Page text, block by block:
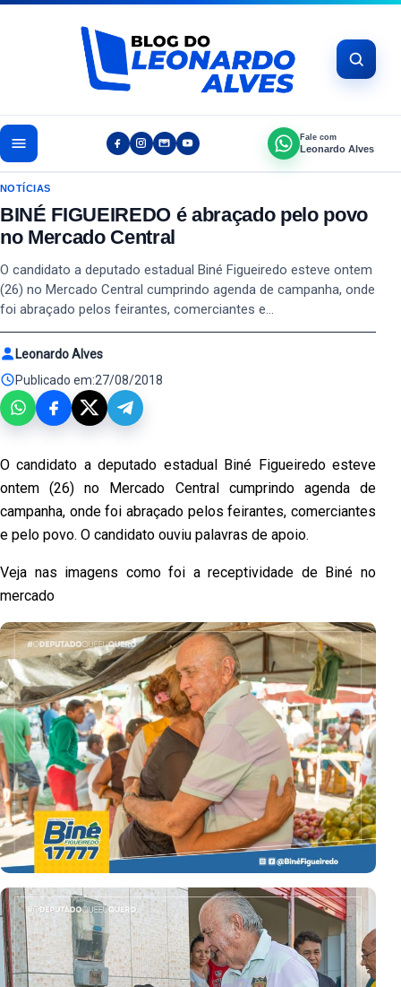
Pular para o conteúdo
Fale com
Leonardo Alves
NOTÍCIAS
BINÉ FIGUEIREDO é abraçado pelo povo
no Mercado Central
O candidato a deputado estadual Biné Figueiredo esteve ontem
(26) no Mercado Central cumprindo agenda de campanha, onde
foi abraçado pelos feirantes, comerciantes e…
Leonardo Alves
Publicado em:27/08/2018
O candidato a deputado estadual Biné Figueiredo esteve
ontem (26) no Mercado Central cumprindo agenda de
campanha, onde foi abraçado pelos feirantes, comerciantes
e pelo povo. O candidato ouviu palavras de apoio.
Veja nas imagens como foi a receptividade de Biné no
mercado